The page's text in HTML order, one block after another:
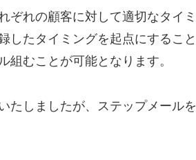
ぞれの顧客に対して適切なタイ
たタイミングを起点にするこ
組むことが可能となります。
たしましたが、ステップメール